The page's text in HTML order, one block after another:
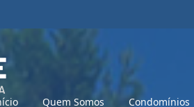
Quem Somos Condomínios